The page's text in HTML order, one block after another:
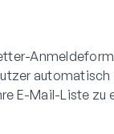
automatisch
E-Mail-Liste zu